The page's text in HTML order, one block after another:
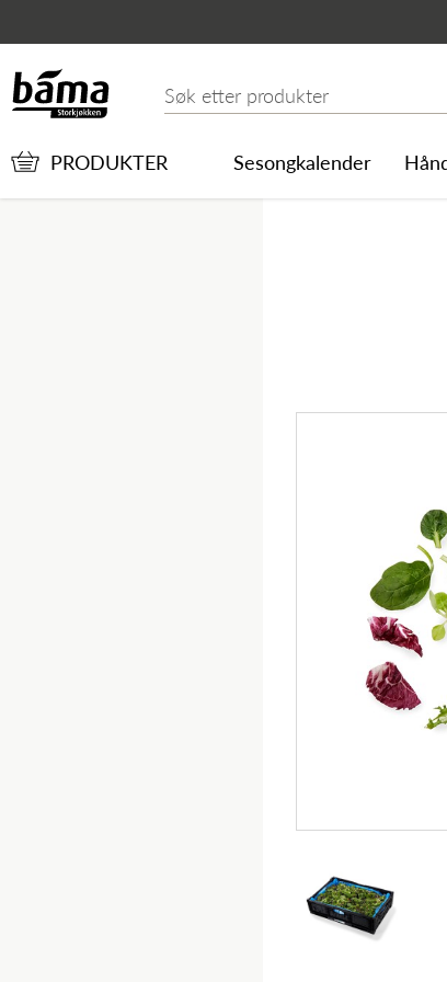
SALATBLANDING
Søk etter
PRODUKTER Sesongkalender